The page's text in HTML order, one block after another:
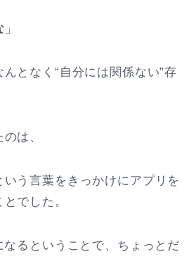
」
となく“自分には関係ない”存
は、
いう言葉をきっかけにアプリを
でした。
るということで、ちょっとだ